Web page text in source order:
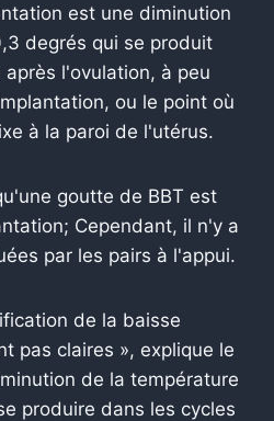
est une diminution
degrés qui se produit
l'ovulation, à peu
ou le point où
à la paroi de l'utérus.
goutte de BBT est
Cependant, il n'y a
par les pairs à l'appui.
de la baisse
pas claires », explique le
de la température
produire dans les cycles